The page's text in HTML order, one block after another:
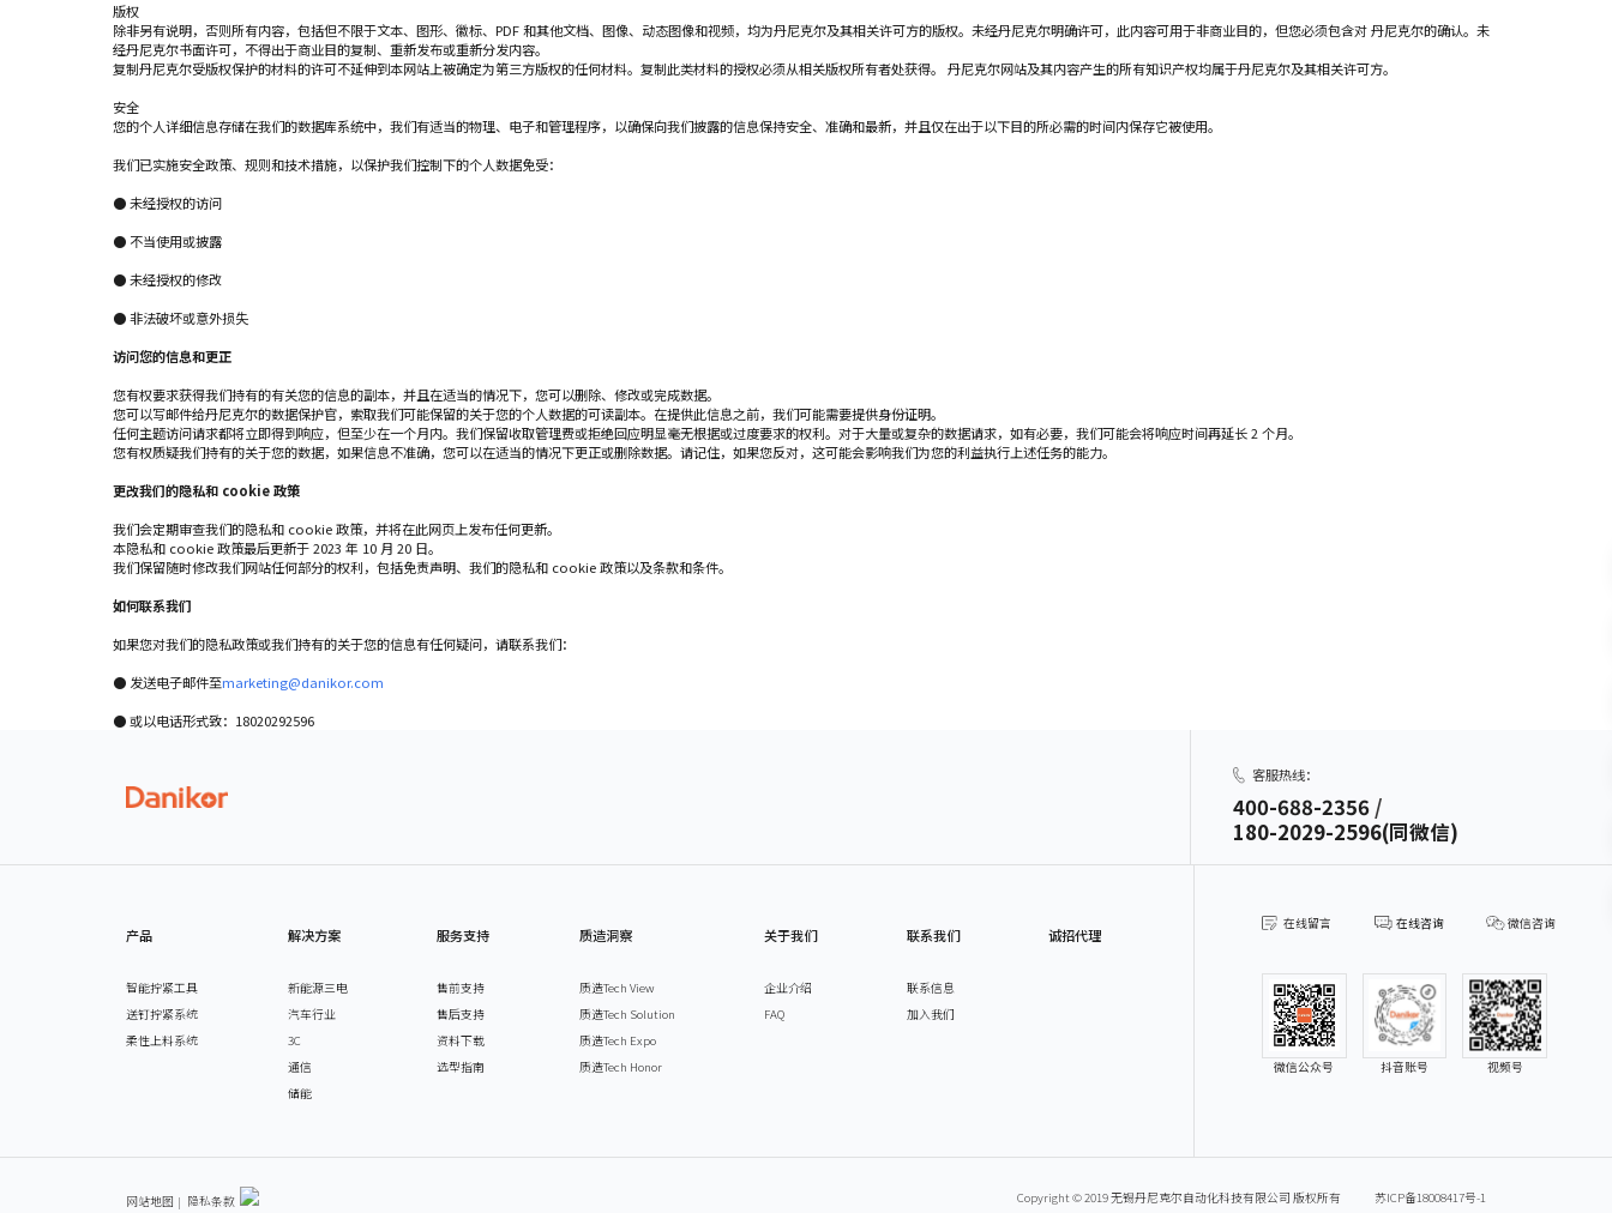
版权
除非另有说明，否则所有内容，包括但不限于文本、图形、徽标、PDF 和其他文档、图像、动态图像和视频，均为丹尼克尔及其相关许可方的版权。未经丹尼克尔明确许可，此内容可用于非商业目的，但您必须包含对 丹尼克尔的确认。未
经丹尼克尔书面许可，不得出于商业目的复制、重新发布或重新分发内容。
复制丹尼克尔受版权保护的材料的许可不延伸到本网站上被确定为第三方版权的任何材料。复制此类材料的授权必须从相关版权所有者处获得。 丹尼克尔网站及其内容产生的所有知识产权均属于丹尼克尔及其相关许可方。
安全
您的个人详细信息存储在我们的数据库系统中，我们有适当的物理、电子和管理程序，以确保向我们披露的信息保持安全、准确和最新，并且仅在出于以下目的所必需的时间内保存它被使用。
我们已实施安全政策、规则和技术措施，以保护我们控制下的个人数据免受：
● 未经授权的访问
● 不当使用或披露
● 未经授权的修改
● 非法破坏或意外损失
访问您的信息和更正
您有权要求获得我们持有的有关您的信息的副本，并且在适当的情况下，您可以删除、修改或完成数据。
您可以写邮件给丹尼克尔的数据保护官，索取我们可能保留的关于您的个人数据的可读副本。在提供此信息之前，我们可能需要提供身份证明。
任何主题访问请求都将立即得到响应，但至少在一个月内。我们保留收取管理费或拒绝回应明显毫无根据或过度要求的权利。对于大量或复杂的数据请求，如有必要，我们可能会将响应时间再延长 2 个月。
您有权质疑我们持有的关于您的数据，如果信息不准确，您可以在适当的情况下更正或删除数据。请记住，如果您反对，这可能会影响我们为您的利益执行上述任务的能力。
更改我们的隐私和 cookie 政策
我们会定期审查我们的隐私和 cookie 政策，并将在此网页上发布任何更新。
本隐私和 cookie 政策最后更新于 2023 年 10 月 20 日。
我们保留随时修改我们网站任何部分的权利，包括免责声明、我们的隐私和 cookie 政策以及条款和条件。
如何联系我们
如果您对我们的隐私政策或我们持有的关于您的信息有任何疑问，请联系我们：
● 发送电子邮件至marketing@danikor.com
● 或以电话形式致：18020292596
客服热线：
400-688-2356 /
180-2029-2596(同微信)
产品
智能拧紧工具
送钉拧紧系统
柔性上料系统
解决方案
新能源三电
汽车行业
3C
通信
储能
服务支持
售前支持
售后支持
资料下载
选型指南
质造洞察
质造Tech View
质造Tech Solution
质造Tech Expo
质造Tech Honor
关于我们
企业介绍
FAQ
联系我们
联系信息
加入我们
诚招代理
在线留言 在线咨询 微信咨询
微信公众号 抖音账号 视频号
网站地图 | 隐私条款 Copyright © 2019 无锡丹尼克尔自动化科技有限公司 版权所有 苏ICP备18008417号-1
立即提交 重置